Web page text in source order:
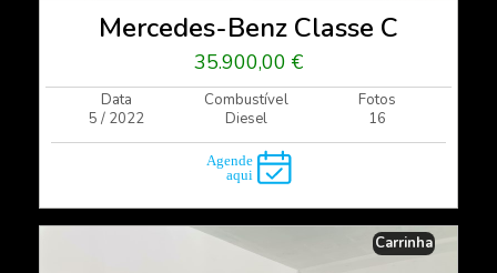
Mercedes-Benz Classe C
35.900,00 €
Data
5 / 2022
Combustível
Diesel
Fotos
16
Carrinha